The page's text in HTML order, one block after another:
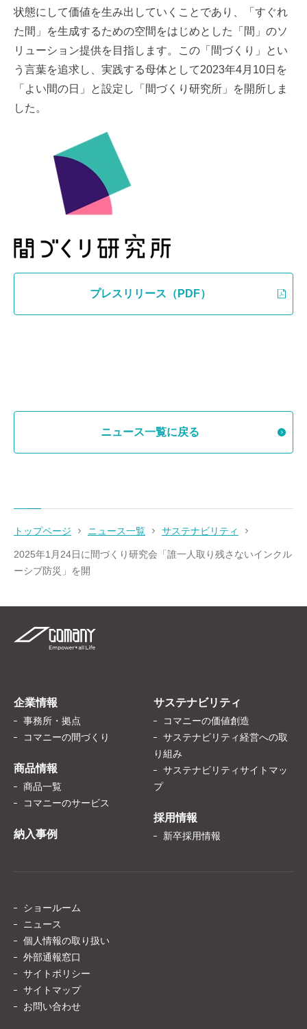
状態にして価値を生み出していくことであり、「すぐれ
た間」を生成するための空間をはじめとした「間」のソ
リューション提供を目指します。この「間づくり」とい
う言葉を追求し、実践する母体として2023年4月10日を
「よい間の日」と設定し「間づくり研究所」を開所しま
した。
プレスリリース（PDF）
ニュース一覧に戻る
トップページ ニュース一覧 サステナビリティ
2025年1月24日に間づくり研究会「誰一人取り残さないインクル
ーシブ防災」を開
企業情報
事務所・拠点
コマニーの間づくり
商品情報
商品一覧
コマニーのサービス
納入事例
サステナビリティ
コマニーの価値創造
サステナビリティ経営への取
り組み
サステナビリティサイトマッ
プ
採用情報
新卒採用情報
ショールーム
ニュース
個人情報の取り扱い
外部通報窓口
サイトポリシー
サイトマップ
お問い合わせ